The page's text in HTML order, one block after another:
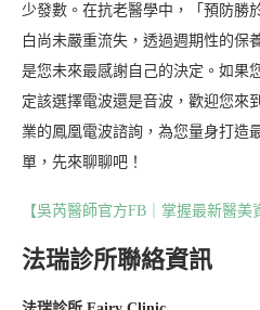
少發數。在抗老醫學中，「預防勝
白尚未嚴重流失，透過週期性的保
是您未來最感謝自己的決定。如果
定該選擇電波還是音波，歡迎您來
業的鳳凰電波諮詢，為您量身打造
單，先來聊聊吧！
【吳芮醫師官方FB｜掌握最新醫美
法瑞診所聯絡資訊